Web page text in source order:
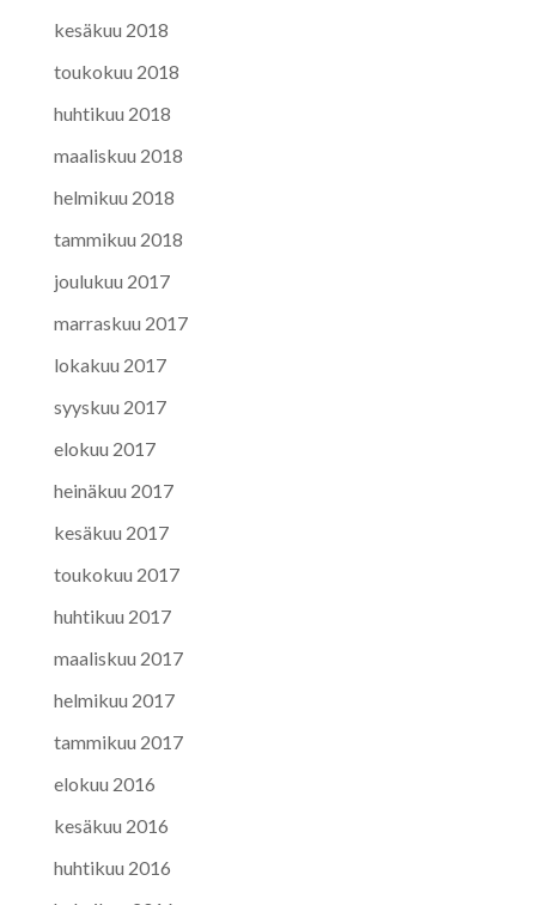
kesäkuu 2018
toukokuu 2018
huhtikuu 2018
maaliskuu 2018
helmikuu 2018
tammikuu 2018
joulukuu 2017
marraskuu 2017
lokakuu 2017
syyskuu 2017
elokuu 2017
heinäkuu 2017
kesäkuu 2017
toukokuu 2017
huhtikuu 2017
maaliskuu 2017
helmikuu 2017
tammikuu 2017
elokuu 2016
kesäkuu 2016
huhtikuu 2016